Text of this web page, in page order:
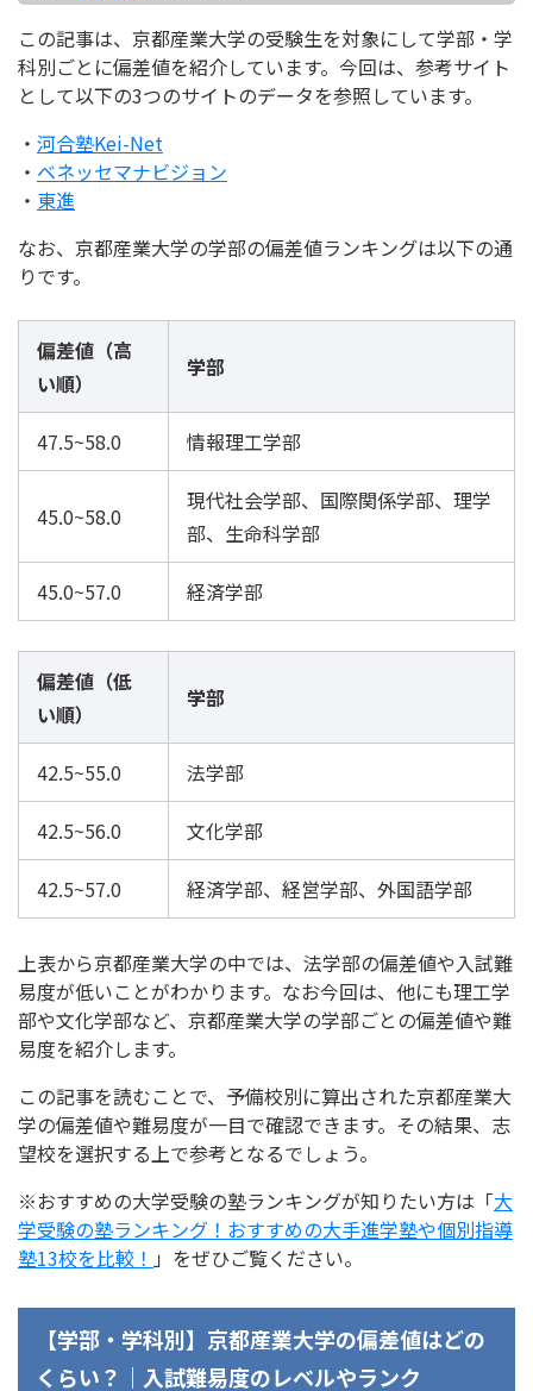
この記事は、京都産業大学の受験生を対象にして学部・学
科別ごとに偏差値を紹介しています。今回は、参考サイト
として以下の3つのサイトのデータを参照しています。
・ 河合塾Kei-Net
・ ベネッセマナビジョン
・ 東進
なお、京都産業大学の学部の偏差値ランキングは以下の通
りです。
偏差値（高
い順）
学部
47.5~58.0 情報理工学部
45.0~58.0
現代社会学部、国際関係学部、理学
部、生命科学部
45.0~57.0 経済学部
偏差値（低
い順）
学部
42.5~55.0 法学部
42.5~56.0 文化学部
42.5~57.0 経済学部、経営学部、外国語学部
上表から京都産業大学の中では、法学部の偏差値や入試難
易度が低いことがわかります。なお今回は、他にも理工学
部や文化学部など、京都産業大学の学部ごとの偏差値や難
易度を紹介します。
この記事を読むことで、予備校別に算出された京都産業大
学の偏差値や難易度が一目で確認できます。その結果、志
望校を選択する上で参考となるでしょう。
※おすすめの大学受験の塾ランキングが知りたい方は「大
学受験の塾ランキング！おすすめの大手進学塾や個別指導
塾13校を比較！ 」をぜひご覧ください。
【学部・学科別】京都産業大学の偏差値はどの
くらい？｜入試難易度のレベルやランク